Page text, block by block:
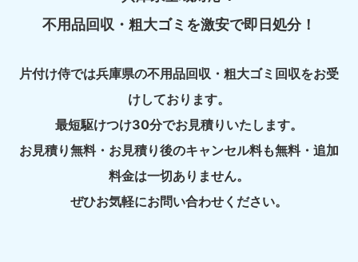
不用品回収・粗大ゴミを激安で即日処分！
片付け侍では兵庫県の不用品回収・粗大ゴミ回収をお受
けしております。
最短駆けつけ30分でお見積りいたします。
お見積り無料・お見積り後のキャンセル料も無料・追加
料金は一切ありません。
ぜひお気軽にお問い合わせください。